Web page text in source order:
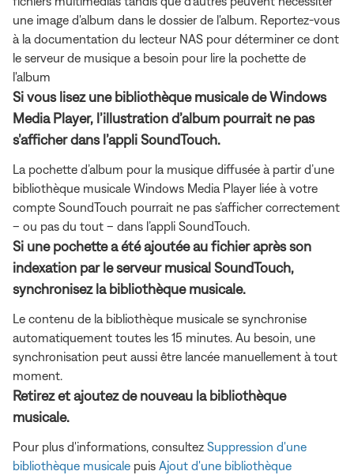
une image d'album dans le dossier de l'album. Reportez-vous
à la documentation du lecteur NAS pour déterminer ce dont
le serveur de musique a besoin pour lire la pochette de
l'album
Si vous lisez une bibliothèque musicale de Windows
Media Player, l’illustration d’album pourrait ne pas
s’afficher dans l’appli SoundTouch.
La pochette d’album pour la musique diffusée à partir d’une
bibliothèque musicale Windows Media Player liée à votre
compte SoundTouch pourrait ne pas s’afficher correctement
– ou pas du tout – dans l’appli SoundTouch.
Si une pochette a été ajoutée au fichier après son
indexation par le serveur musical SoundTouch,
synchronisez la bibliothèque musicale.
Le contenu de la bibliothèque musicale se synchronise
automatiquement toutes les 15 minutes. Au besoin, une
synchronisation peut aussi être lancée manuellement à tout
moment.
Retirez et ajoutez de nouveau la bibliothèque
musicale.
Pour plus d'informations, consultez Suppression d'une
bibliothèque musicale puis Ajout d'une bibliothèque